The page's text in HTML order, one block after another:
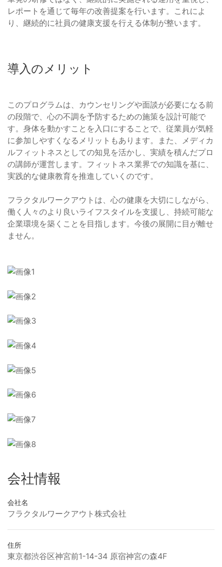
レポートを通じて毎年の改善提案を行います。これによ
り、継続的に社員の健康支援を行える体制が整います。
導入のメリット
このプログラムは、カウンセリングや面談が必要になる前
の段階で、心の不調を予防するための施策を設計可能で
す。身体を動かすことを入口にすることで、従業員が気軽
に参加しやすくなるメリットもあります。また、メディカ
ルフィットネスとしての知見を活かし、実績を積んだプロ
の講師が運営します。フィットネス業界での知識を基に、
実践的な健康教育を推進していくのです。
フラクタルワークアウトは、心の健康を大切にしながら、
働く人々のより良いライフスタイルを支援し、持続可能な
企業環境を築くことを目指します。今後の展開に目が離せ
ません。
会社情報
会社名
フラクタルワークアウト株式会社
住所
東京都渋谷区神宮前1-14-34 原宿神宮の森4F